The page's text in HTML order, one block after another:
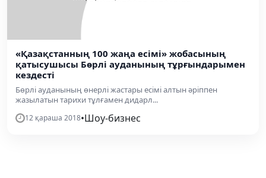
«Қазақстанның 100 жаңа есімі» жобасының
қатысушысы Бөрлі ауданының тұрғындарымен
кездесті
Бөрлі ауданының өнерлі жастары есімі алтын әріппен
жазылатын тарихи тұлғамен дидарл...
12 қараша 2018•Шоу-бизнес